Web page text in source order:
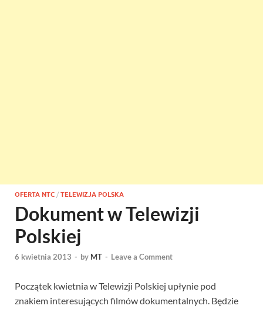
OFERTA NTC / TELEWIZJA POLSKA
Dokument w Telewizji
Polskiej
6 kwietnia 2013 - by MT - Leave a Comment
Początek kwietnia w Telewizji Polskiej upłynie pod
znakiem interesujących filmów dokumentalnych. Będzie